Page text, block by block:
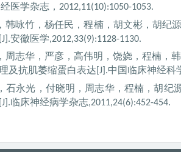
医学杂志， 2012,11(10):1050-1053.
韩咏竹，杨任民，程楠，胡文彬，胡纪
[J].安徽医学,2012,33(9):1128-1130.
周志华，严彦，高伟明，饶娆，程楠，
及抗肌萎缩蛋白表达 [J].中国临床神经科
石永光，付晓明，周志华，程楠，胡纪
[J].临床神经病学杂志,2011,24(6):452-454.